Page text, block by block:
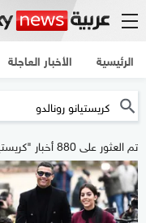
الرئيسية الأخبار العاجلة
تم العثور على 880 أخبار "كريستيانو رونالدو"